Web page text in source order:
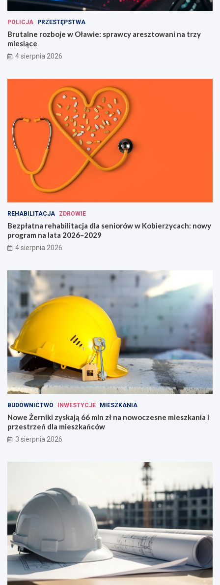
POLICJA PRZESTĘPSTWA
Brutalne rozboje w Oławie: sprawcy aresztowani na trzy
miesiące
4 sierpnia 2026
REHABILITACJA ZDROWIE
Bezpłatna rehabilitacja dla seniorów w Kobierzycach: nowy
program na lata 2026–2029
4 sierpnia 2026
BUDOWNICTWO INWESTYCJE MIESZKANIA
Nowe Żerniki zyskają 66 mln zł na nowoczesne mieszkania i
przestrzeń dla mieszkańców
3 sierpnia 2026